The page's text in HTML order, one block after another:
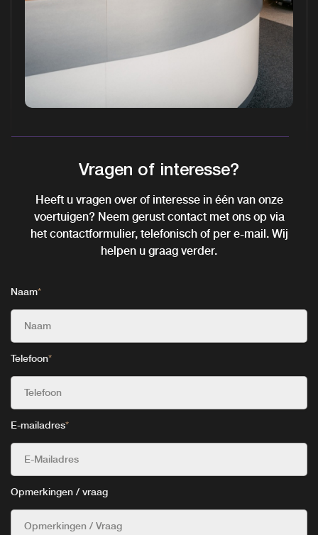
Vragen of interesse?
Heeft u vragen over of interesse in één van onze
voertuigen? Neem gerust contact met ons op via
het contactformulier, telefonisch of per e-mail. Wij
helpen u graag verder.
Naam*
Telefoon*
E-mailadres*
Opmerkingen / vraag